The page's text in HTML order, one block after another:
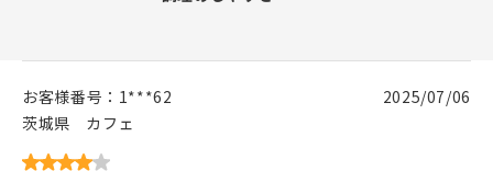
お客様番号： 1***62
茨城県
カフェ
2025/07/06